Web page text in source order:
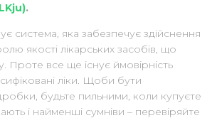
.
система, яка забезпечує здійснення
якості лікарських засобів, що
Проте все ще існує ймовірність
ліки. Щоби бути
будьте пильними, коли купуєте
і найменші сумніви – перевіряйте